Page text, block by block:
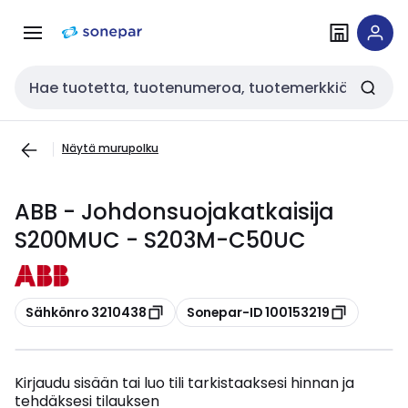
navigointiinsisältöön
Haku
Näytä murupolku
ABB - Johdonsuojakatkaisija
S200MUC - S203M-C50UC
Kopioi
Sähkönro 3210438 Kopioi
Sonepar-ID 100153219
Kirjaudu sisään tai luo tili tarkistaaksesi hinnan ja
tehdäksesi tilauksen